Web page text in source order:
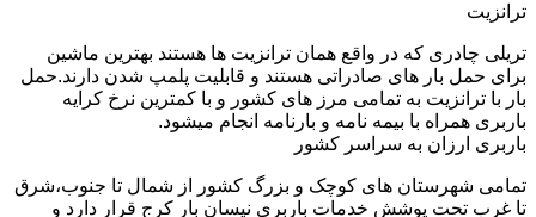
ترانزیت
تریلی چادری که در واقع همان ترانزیت ها هستند بهترین ماشین
برای حمل بار های صادراتی هستند و قابلیت پلمپ شدن دارند.حمل
بار با ترانزیت به تمامی مرز های کشور و با کمترین نرخ کرایه
باربری همراه با بیمه نامه و بارنامه انجام میشود.
باربری ارزان به سراسر کشور
تمامی شهرستان های کوچک و بزرگ کشور از شمال تا جنوب،شرق
تا غرب تحت پوشش خدمات باربری نیسان بار کرج قرار دارد و